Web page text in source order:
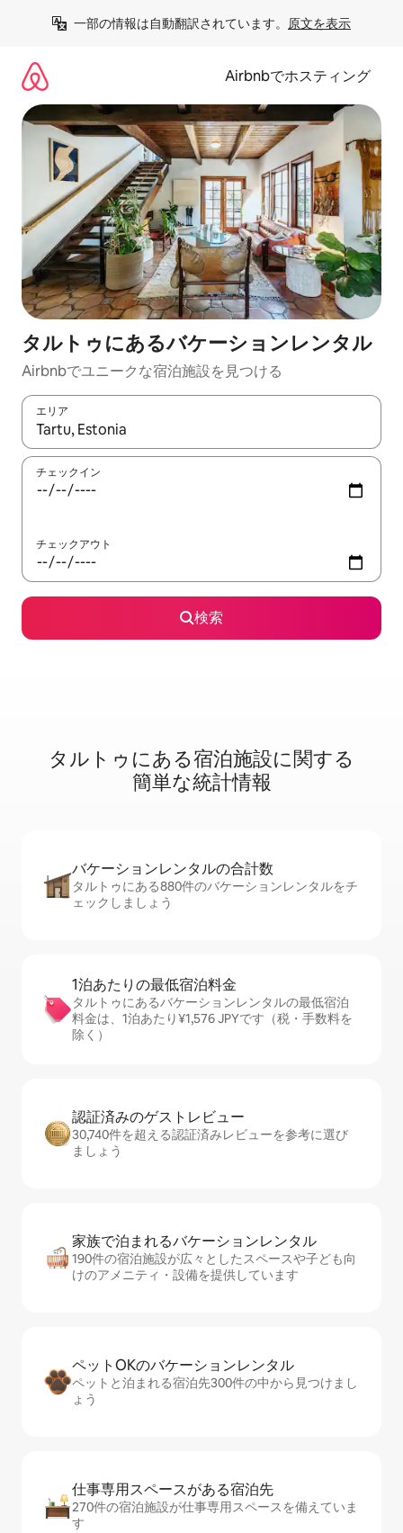
一部の情報は自動翻訳されています。 原文を表示
Airbnbでホスティング
タルトゥにあるバケーションレンタル
Airbnbでユニークな宿泊施設を見つける
エリア
検索結果が表示されたら、上下の矢印キーを使って移動するか
チェックイン
チェックアウト
検索
タルトゥに⁠あ⁠る宿⁠泊⁠施⁠設⁠に関⁠す⁠る
簡⁠単⁠な統⁠計⁠情⁠報
バケーションレ⁠ン⁠タ⁠ル⁠の合⁠計⁠数
タルトゥにある880件のバケーションレンタルをチ
ェックしましょう
1泊あたりの最⁠低⁠宿⁠泊⁠料⁠金
タルトゥにあるバケーションレンタルの最低宿泊
料金は、1泊あたり¥1,576 JPYです（税・手数料を
除く）
認証済みのゲ⁠ス⁠ト⁠レ⁠ビ⁠ュ⁠ー
30,740件を超える認証済みレビューを参考に選び
ましょう
家族で泊まれるバ⁠ケ⁠ー⁠シ⁠ョ⁠ンレ⁠ン⁠タ⁠ル
190件の宿泊施設が広々としたスペースや子ども向
けのアメニティ・設備を提供しています
ペットOKのバ⁠ケ⁠ー⁠シ⁠ョ⁠ンレ⁠ン⁠タ⁠ル
ペットと泊まれる宿泊先300件の中から見つけまし
ょう
仕事専用ス⁠ペ⁠ー⁠スがあ⁠る宿⁠泊⁠先
270件の宿泊施設が仕事専用スペースを備えていま
す